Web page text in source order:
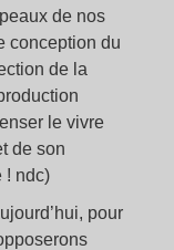
de nos
conception du
de la
le vivre
de son
! ndc)
pour